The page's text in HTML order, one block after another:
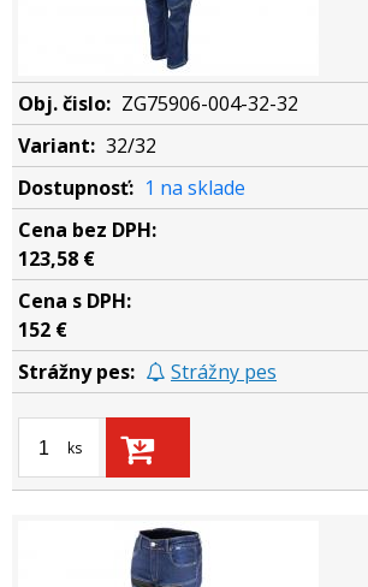
ZG75906-004-32-32
32/32
1 na sklade
123,58 €
152 €
Strážny pes
ks